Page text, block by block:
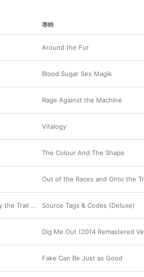
專輯
Around the Fur
Blood Sugar Sex Magik
Rage Against the Machine
Vitalogy
The Colour And The Shape
...And You Will Know Us By the Trail of Dead Source Tags & Codes (Deluxe)
Fake Can Be Just as Good